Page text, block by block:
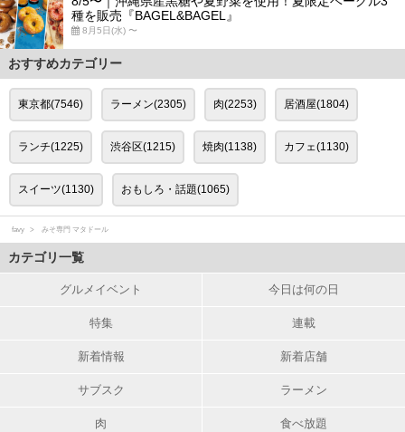
種を販売『BAGEL&BAGEL』
8月5日(水) 〜
おすすめカテゴリー
東京都(7546) ラーメン(2305) 肉(2253) 居酒屋(1804)
ランチ(1225) 渋谷区(1215) 焼肉(1138) カフェ(1130)
スイーツ(1130) おもしろ・話題(1065)
favy みそ専門 マタドール
カテゴリ一覧
グルメイベント 今日は何の日
特集 連載
新着情報 新着店舗
サブスク ラーメン
肉 食べ放題